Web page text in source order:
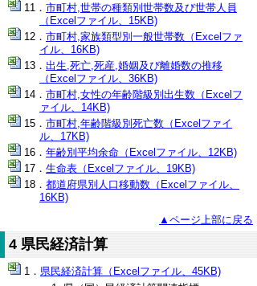
市町村,世帯の種類別世帯数及び世帯人員
（Excelファイル、15KB)
市町村,家族類型別一般世帯数（Excelファ
イル、16KB)
出生,死亡,死産,婚姻及び離婚数の推移
（Excelファイル、36KB)
市町村,女性の年齢階級別出生数（Excelフ
ァイル、14KB)
市町村,年齢階級別死亡数（Excelファイ
ル、17KB)
年齢別平均余命（Excelファイル、12KB)
生命表（Excelファイル、19KB)
都道府県別人口移動数（Excelファイル、
16KB)
▲ページ上部に戻る
4 県民経済計算
県民経済計算（Excelファイル、45KB)